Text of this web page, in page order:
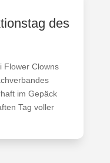
des
Flower Clowns
im Gepäck
Tag voller